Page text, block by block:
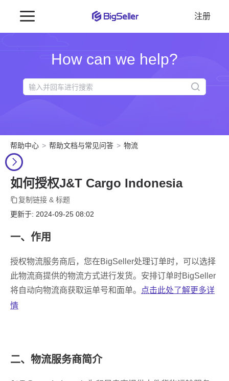
注册
How can we help?
帮助中心 帮助文档与常见问答 物流
如何授权J&T Cargo Indonesia
复制链接 & 标题
更新于: 2024-09-25 08:02